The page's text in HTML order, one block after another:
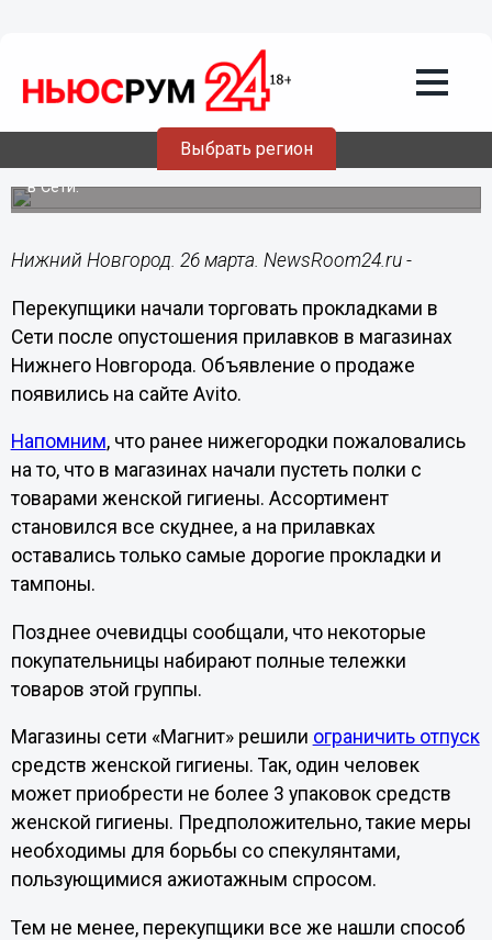
Выбрать регион
Спекулянты торгуют мелкооптовыми
партиями прокладок в Нижнем
Новгороде
Они выставляют предметы женской гигиены на продажу
в Сети.
Нижний Новгород. 26 марта. NewsRoom24.ru -
Перекупщики начали торговать прокладками в
Сети после опустошения прилавков в магазинах
Нижнего Новгорода. Объявление о продаже
появились на сайте Avito.
Напомним, что ранее нижегородки пожаловались
на то, что в магазинах начали пустеть полки с
товарами женской гигиены. Ассортимент
становился все скуднее, а на прилавках
оставались только самые дорогие прокладки и
тампоны.
Позднее очевидцы сообщали, что некоторые
покупательницы набирают полные тележки
товаров этой группы.
Магазины сети «Магнит» решили ограничить отпуск
средств женской гигиены. Так, один человек
может приобрести не более 3 упаковок средств
женской гигиены. Предположительно, такие меры
необходимы для борьбы со спекулянтами,
пользующимися ажиотажным спросом.
Тем не менее, перекупщики все же нашли способ